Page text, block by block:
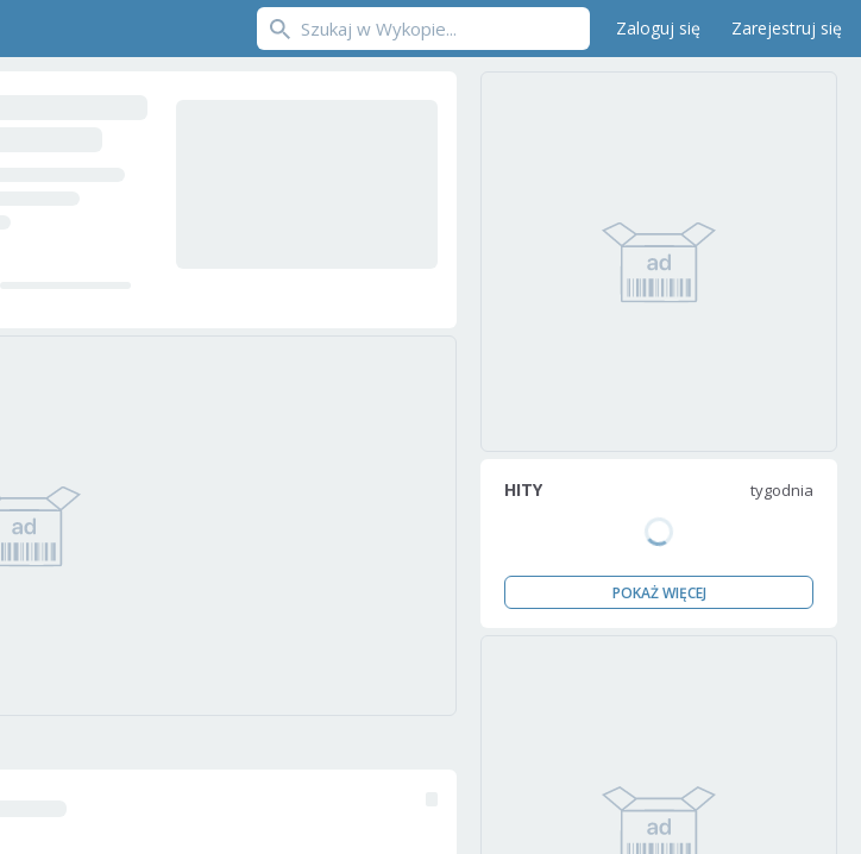
Zaloguj się Zarejestruj się
HITY tygodnia
POKAŻ WIĘCEJ